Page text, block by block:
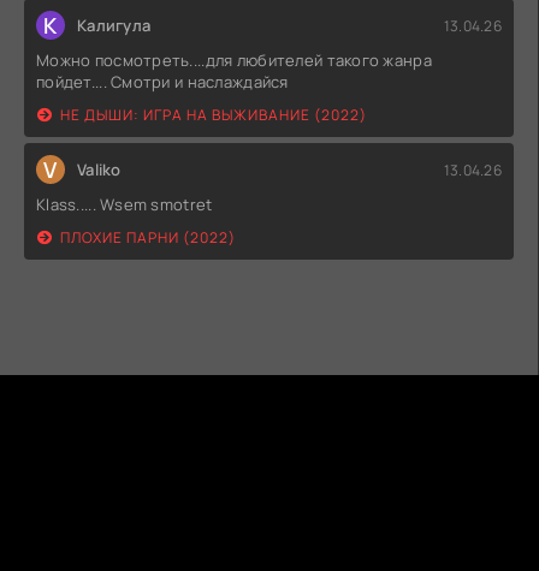
К Калигула 13.04.26
Можно посмотреть....для любителей такого жанра
пойдет.... Смотри и наслаждайся
НЕ ДЫШИ: ИГРА НА ВЫЖИВАНИЕ (2022)
V Valiko 13.04.26
Klass..... Wsem smotret
ПЛОХИЕ ПАРНИ (2022)